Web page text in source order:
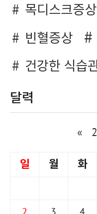
목디스크증상
빈혈증상
건강한 식습
달력
«
일 월 화
2
3 4